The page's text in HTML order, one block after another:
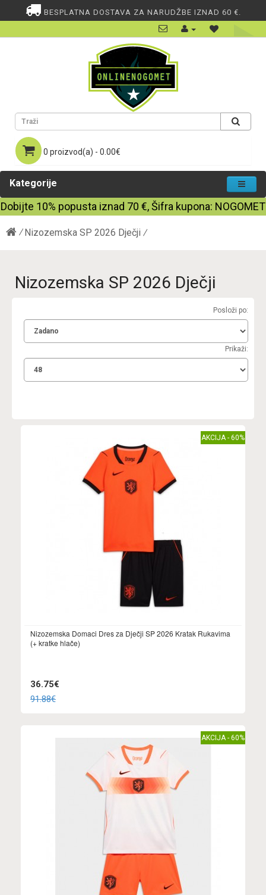
BESPLATNA DOSTAVA ZA NARUDŽBE IZNAD 60 €.
0 proizvod(a) - 0.00€
Kategorije
Dobijte 10% popusta iznad 70 €, Šifra kupona: NOGOMET
Nizozemska SP 2026 Dječji
Nizozemska SP 2026 Dječji
Posloži po:
Prikaži:
AKCIJA - 60%
Nizozemska Domaci Dres za Dječji SP 2026 Kratak Rukavima
(+ kratke hlače)
36.75€
91.88€
AKCIJA - 60%